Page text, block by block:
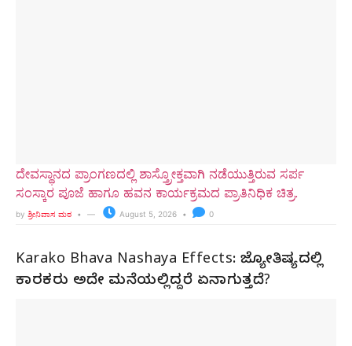
ದೇವಸ್ಥಾನದ ಪ್ರಾಂಗಣದಲ್ಲಿ ಶಾಸ್ತ್ರೋಕ್ತವಾಗಿ ನಡೆಯುತ್ತಿರುವ ಸರ್ಪ
ಸಂಸ್ಕಾರ ಪೂಜೆ ಹಾಗೂ ಹವನ ಕಾರ್ಯಕ್ರಮದ ಪ್ರಾತಿನಿಧಿಕ ಚಿತ್ರ.
by ಶ್ರೀನಿವಾಸ ಮಠ August 5, 2026 0
Karako Bhava Nashaya Effects: ಜ್ಯೋತಿಷ್ಯದಲ್ಲಿ
ಕಾರಕರು ಅದೇ ಮನೆಯಲ್ಲಿದ್ದರೆ ಏನಾಗುತ್ತದೆ?